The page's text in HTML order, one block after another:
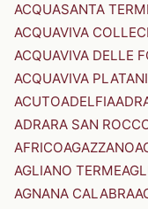
ACQUASANTA
ACQUAVIVA
ACQUAVIVA DELLE
ACQUAVIVA PLATANI
ACUTOADELFIA
ADRARA SAN
AFRICOAGAZZANO
AGLIANO TERME
AGNANA CALABRA